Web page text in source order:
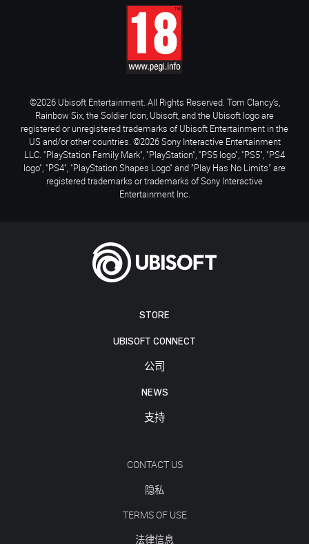
STORE
UBISOFT CONNECT
公司
NEWS
支持
CONTACT US
隐私
TERMS OF USE
法律信息
©2026 Ubisoft Entertainment. All Rights Reserved. Tom Clancy’s,
Rainbow Six, the Soldier Icon, Ubisoft, and the Ubisoft logo are
registered or unregistered trademarks of Ubisoft Entertainment in the
US and/or other countries. ©2026 Sony Interactive Entertainment
LLC. "PlayStation Family Mark", "PlayStation", "PS5 logo", "PS5", "PS4
logo", "PS4", "PlayStation Shapes Logo" and "Play Has No Limits" are
registered trademarks or trademarks of Sony Interactive
Entertainment Inc.